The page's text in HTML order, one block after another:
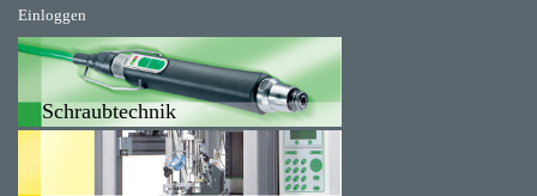
Einloggen
Schraubtechnik